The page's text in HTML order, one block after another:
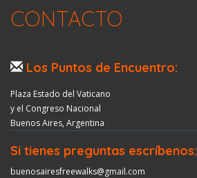
CONTACTO
Los Puntos de Encuentro:
Plaza Estado del Vaticano
y el Congreso Nacional
Buenos Aires, Argentina
Si tienes preguntas escríbenos:
buenosairesfreewalks@gmail.com